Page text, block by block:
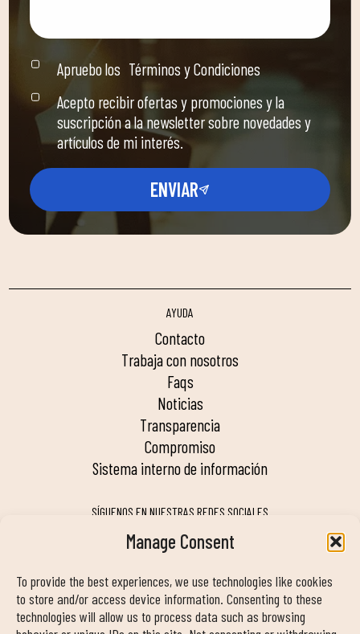
Manage Consent
To provide the best experiences, we use technologies like cookies
to store and/or access device information. Consenting to these
technologies will allow us to process data such as browsing
Apruebo los Términos y Condiciones
Acepto recibir ofertas y promociones y la
suscripción a la newsletter sobre novedades y
artículos de mi interés.
ENVIAR
AYUDA
contacto
trabaja con nosotros
faqs
noticias
transparencia
compromiso
sistema interno de información
SÍGUENOS EN NUESTRAS REDES SOCIALES
MY DUIN APP